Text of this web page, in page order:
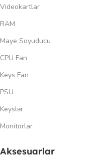
Videokartlar
RAM
Maye Soyuducu
CPU Fan
Keys Fan
PSU
Keyslər
Monitorlar
Aksesuarlar